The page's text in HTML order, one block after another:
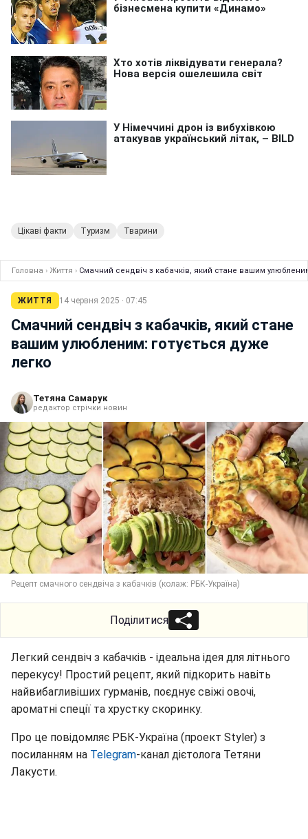
Цікаві факти Туризм Тварини
Головна › Життя › Смачний сендвіч з кабачків, який стане вашим
ЖИТТЯ 14 червня 2025 · 07:45
Смачний сендвіч з кабачків, який стане
вашим улюбленим: готується дуже
легко
Тетяна Самарук
редактор стрічки новин
Рецепт смачного сендвіча з кабачків (колаж: РБК-Україна)
Поділитися
Легкий сендвіч з кабачків - ідеальна ідея для літнього
перекусу! Простий рецепт, який підкорить навіть
найвибагливіших гурманів, поєднує свіжі овочі,
ароматні спеції та хрустку скоринку.
Про це повідомляє РБК-Україна (проект Styler) з
посиланням на Telegram-канал дієтолога Тетяни
Лакусти.